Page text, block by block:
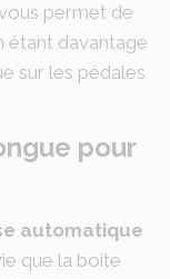
permet de
étant davantage
sur les pédales
pour
automatique
que la boite